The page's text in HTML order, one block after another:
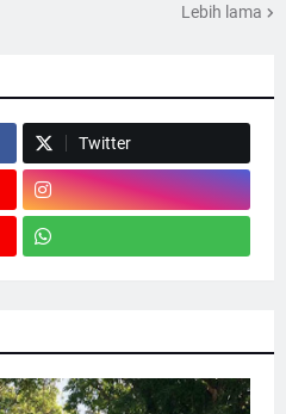
Lebih lama
Twitter